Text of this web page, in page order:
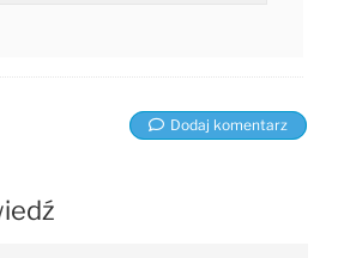
Dodaj komentarz